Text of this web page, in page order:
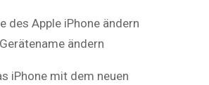
iPhone mit dem neuen